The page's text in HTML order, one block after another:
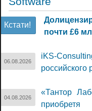
Кстати!
почти £6
06.08.2026
iKS-
российского
04.08.2026
«Тантор